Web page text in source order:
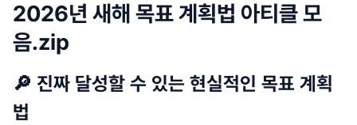
2026년 새해 목표 계획법 아티클 모
음.zip
🔎 진짜 달성할 수 있는 현실적인 목표 계획
법